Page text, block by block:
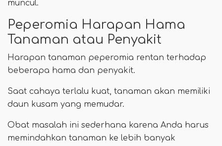
muncul.
Peperomia Harapan Hama
Tanaman atau Penyakit
Harapan tanaman peperomia rentan terhadap
beberapa hama dan penyakit.
Saat cahaya terlalu kuat, tanaman akan memiliki
daun kusam yang memudar.
Obat masalah ini sederhana karena Anda harus
memindahkan tanaman ke lebih banyak